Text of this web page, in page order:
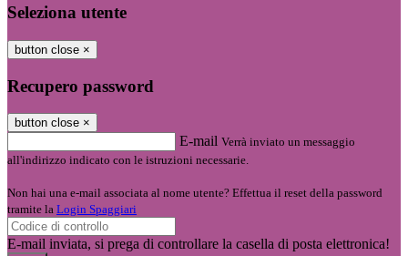
Seleziona utente
button close ×
Recupero password
button close ×
E-mail Verrà inviato un messaggio
all'indirizzo indicato con le istruzioni necessarie.
Non hai una e-mail associata al nome utente? Effettua il reset della password
tramite la Login Spaggiari
E-mail inviata, si prega di controllare la casella di posta elettronica!